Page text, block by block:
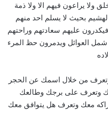
ولا يراعون فيهم الا ولا ذمة
بحيث لا يسلم احد منهم
عليهم سعادتهم وراحتهم
العوائل ويدمرون حظ المرء
وتعرف من خلال اسمك عن الحجر
وتعرف على برجك وطالعك
معك وتعرف هل يتوافق معك